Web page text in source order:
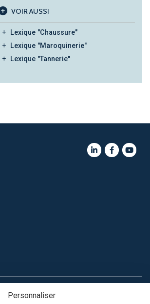
Personnaliser
VOIR AUSSI
Lexique "Chaussure"
Lexique "Maroquinerie"
Lexique "Tannerie"
Politique de confidentialité
Plan du site